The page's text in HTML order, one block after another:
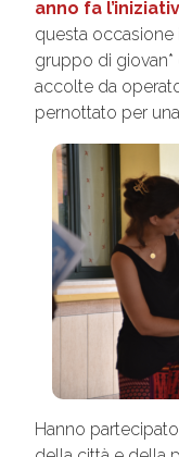
anno fa
questa occasione
gruppo di giovan*
accolte da
pernottato per
Hanno